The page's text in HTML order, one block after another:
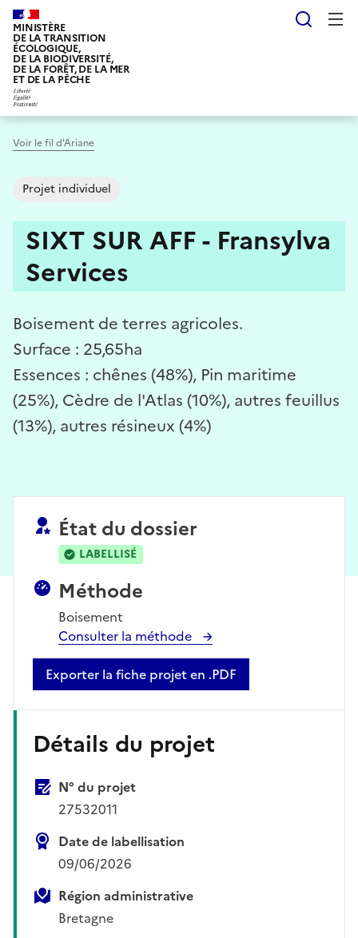
Aller
au
contenu
principal
MINISTÈRE
DE LA TRANSITION
ÉCOLOGIQUE,
DE LA BIODIVERSITÉ,
DE LA FORÊT, DE LA MER
ET DE LA PÊCHE
Voir le fil d'Ariane
Projet individuel
SIXT SUR AFF - Fransylva
Services
Boisement de terres agricoles.
Surface : 25,65ha
Essences : chênes (48%), Pin maritime
(25%), Cèdre de l'Atlas (10%), autres feuillus
(13%), autres résineux (4%)
État du dossier
LABELLISÉ
Méthode
Boisement
Consulter la méthode
Exporter la fiche projet en .PDF
Détails du projet
N° du projet
27532011
Date de labellisation
09/06/2026
Région administrative
Bretagne